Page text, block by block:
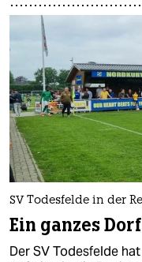
SV Todesfelde in der
Ein ganzes
Der SV Todesfelde